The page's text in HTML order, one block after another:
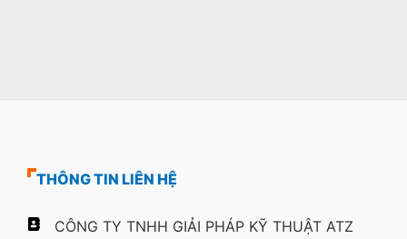
THÔNG TIN LIÊN HỆ
CÔNG TY TNHH GIẢI PHÁP KỸ THUẬT ATZ